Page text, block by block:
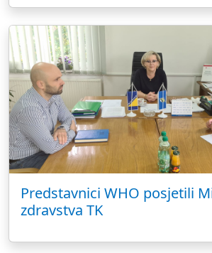
Predstavnici WHO posjetili
zdravstva TK